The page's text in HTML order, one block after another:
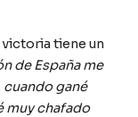
tiene un
de España me
cuando gané
muy chafado